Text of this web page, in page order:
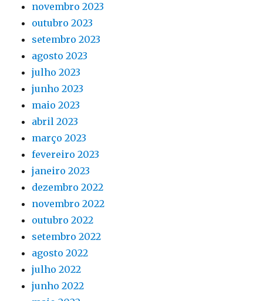
novembro 2023
outubro 2023
setembro 2023
agosto 2023
julho 2023
junho 2023
maio 2023
abril 2023
março 2023
fevereiro 2023
janeiro 2023
dezembro 2022
novembro 2022
outubro 2022
setembro 2022
agosto 2022
julho 2022
junho 2022